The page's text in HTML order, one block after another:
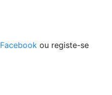
Facebook ou registe-se